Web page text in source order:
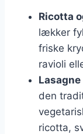
Ricotta
lækker
friske
ravioli
den
ricotta,